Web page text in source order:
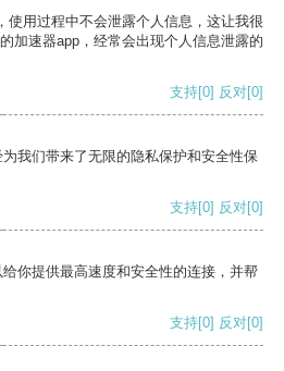
使用过程中不会泄露个人信息，这让我很
加速器app，经常会出现个人信息泄露的
支持[0] 反对[0]
我们带来了无限的隐私保护和安全性保
支持[0] 反对[0]
你提供最高速度和安全性的连接，并帮
支持[0] 反对[0]